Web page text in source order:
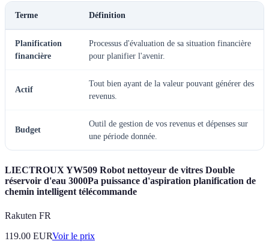
Terme Définition
Planification
financière
Processus d'évaluation de sa situation financière
pour planifier l'avenir.
Actif
Tout bien ayant de la valeur pouvant générer des
revenus.
Budget
Outil de gestion de vos revenus et dépenses sur
une période donnée.
LIECTROUX YW509 Robot nettoyeur de vitres Double
réservoir d'eau 3000Pa puissance d'aspiration planification de
chemin intelligent télécommande
Rakuten FR
119.00 EURVoir le prix